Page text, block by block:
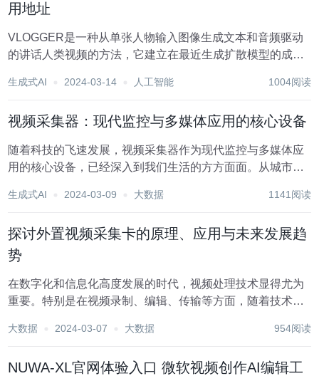
用地址
VLOGGER是一种从单张人物输入图像生成文本和音频驱动
的讲话人类视频的方法，它建立在最近生成扩散模型的成功
型，以及2 一个新颖的基于扩散的架构，通过时间和空间控
生成式AI 2024-03-14 人工智能 1004阅读
视频采集器：现代监控与多媒体应用的核心设备
随着科技的飞速发展，视频采集器作为现代监控与多媒体应
用的核心设备，已经深入到我们生活的方方面面。从城市的
学习，视频采集器都发挥着不可或缺的作用。本文将全面介
生成式AI 2024-03-09 大数据 1141阅读
探讨外置视频采集卡的原理、应用与未来发展趋
势
在数字化和信息化高度发展的时代，视频处理技术显得尤为
重要。特别是在视频录制、编辑、传输等方面，随着技术的
理的一个重要环节，扮演着不可或缺的角色。本文将对外置
大数据 2024-03-07 大数据 954阅读
NUWA-XL官网体验入口 微软视频创作AI编辑工